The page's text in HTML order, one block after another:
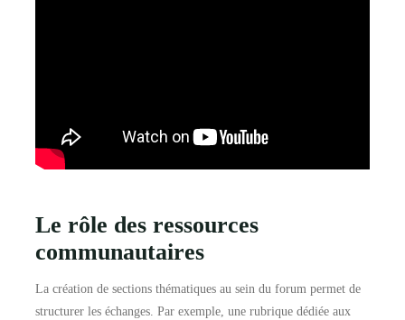
Le rôle des ressources
communautaires
La création de sections thématiques au sein du forum permet de
structurer les échanges. Par exemple, une rubrique dédiée aux